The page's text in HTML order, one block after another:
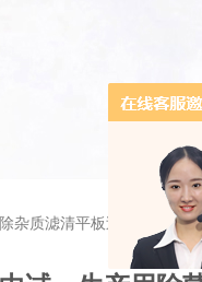
杂质滤清平板过滤系统的用